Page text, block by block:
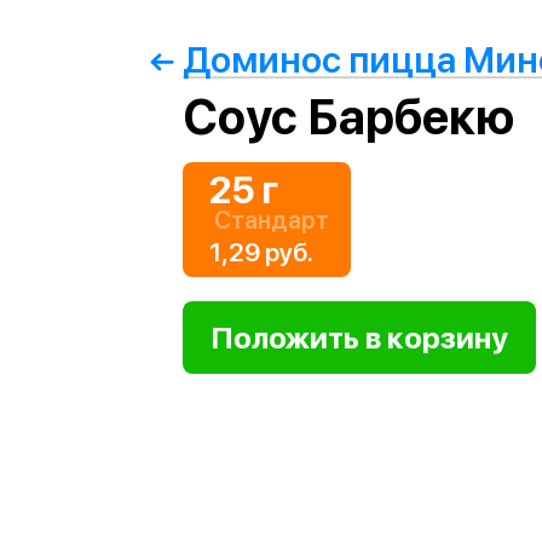
Доминос пицца
Соус Барбекю
25 г
Стандарт
1,29 руб.